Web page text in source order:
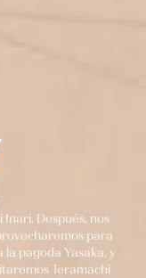
Después, nos
para
pagoda Yasaka, y
Teramachi